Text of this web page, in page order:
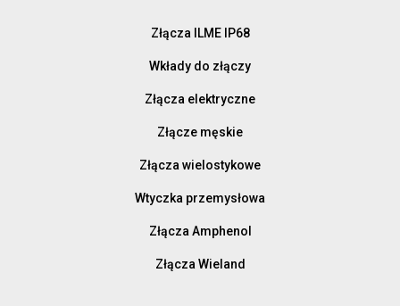
Złącza ILME IP68
Wkłady do złączy
Złącza elektryczne
Złącze męskie
Złącza wielostykowe
Wtyczka przemysłowa
Złącza Amphenol
Złącza Wieland